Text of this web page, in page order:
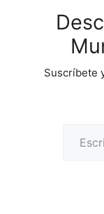
Suscríbete